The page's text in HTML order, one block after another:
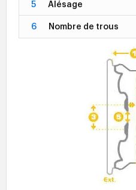
5 Alésage
6 Nombre de trous